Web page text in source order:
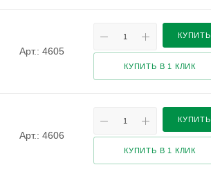
Арт.: 4605
КУПИТЬ
КУПИТЬ В 1 КЛИК
Арт.: 4606
КУПИТЬ
КУПИТЬ В 1 КЛИК